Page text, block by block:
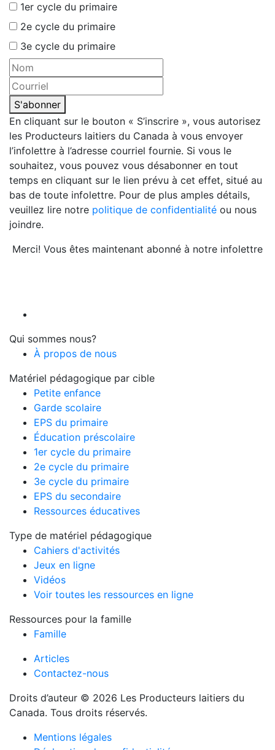
1er cycle du primaire
2e cycle du primaire
3e cycle du primaire
S'abonner
En cliquant sur le bouton « S’inscrire », vous autorisez
les Producteurs laitiers du Canada à vous envoyer
l’infolettre à l’adresse courriel fournie. Si vous le
souhaitez, vous pouvez vous désabonner en tout
temps en cliquant sur le lien prévu à cet effet, situé au
bas de toute infolettre. Pour de plus amples détails,
veuillez lire notre politique de confidentialité ou nous
joindre.
Merci! Vous êtes maintenant abonné à notre infolettre
Qui sommes nous?
À propos de nous
Matériel pédagogique par cible
Petite enfance
Garde scolaire
EPS du primaire
Éducation préscolaire
1er cycle du primaire
2e cycle du primaire
3e cycle du primaire
EPS du secondaire
Ressources éducatives
Type de matériel pédagogique
Cahiers d'activités
Jeux en ligne
Vidéos
Voir toutes les ressources en ligne
Ressources pour la famille
Famille
Droits d’auteur © 2026 Les Producteurs laitiers du
Canada. Tous droits réservés.
Mentions légales
Articles
Contactez-nous